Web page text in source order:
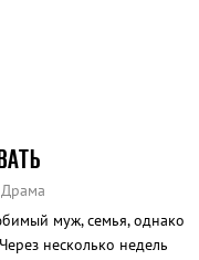
муж, семья, однако
несколько недель